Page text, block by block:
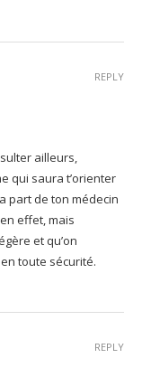
ailleurs,
qui saura t’orienter
part de ton médecin
effet, mais
et qu’on
toute sécurité.
REPLY
REPLY